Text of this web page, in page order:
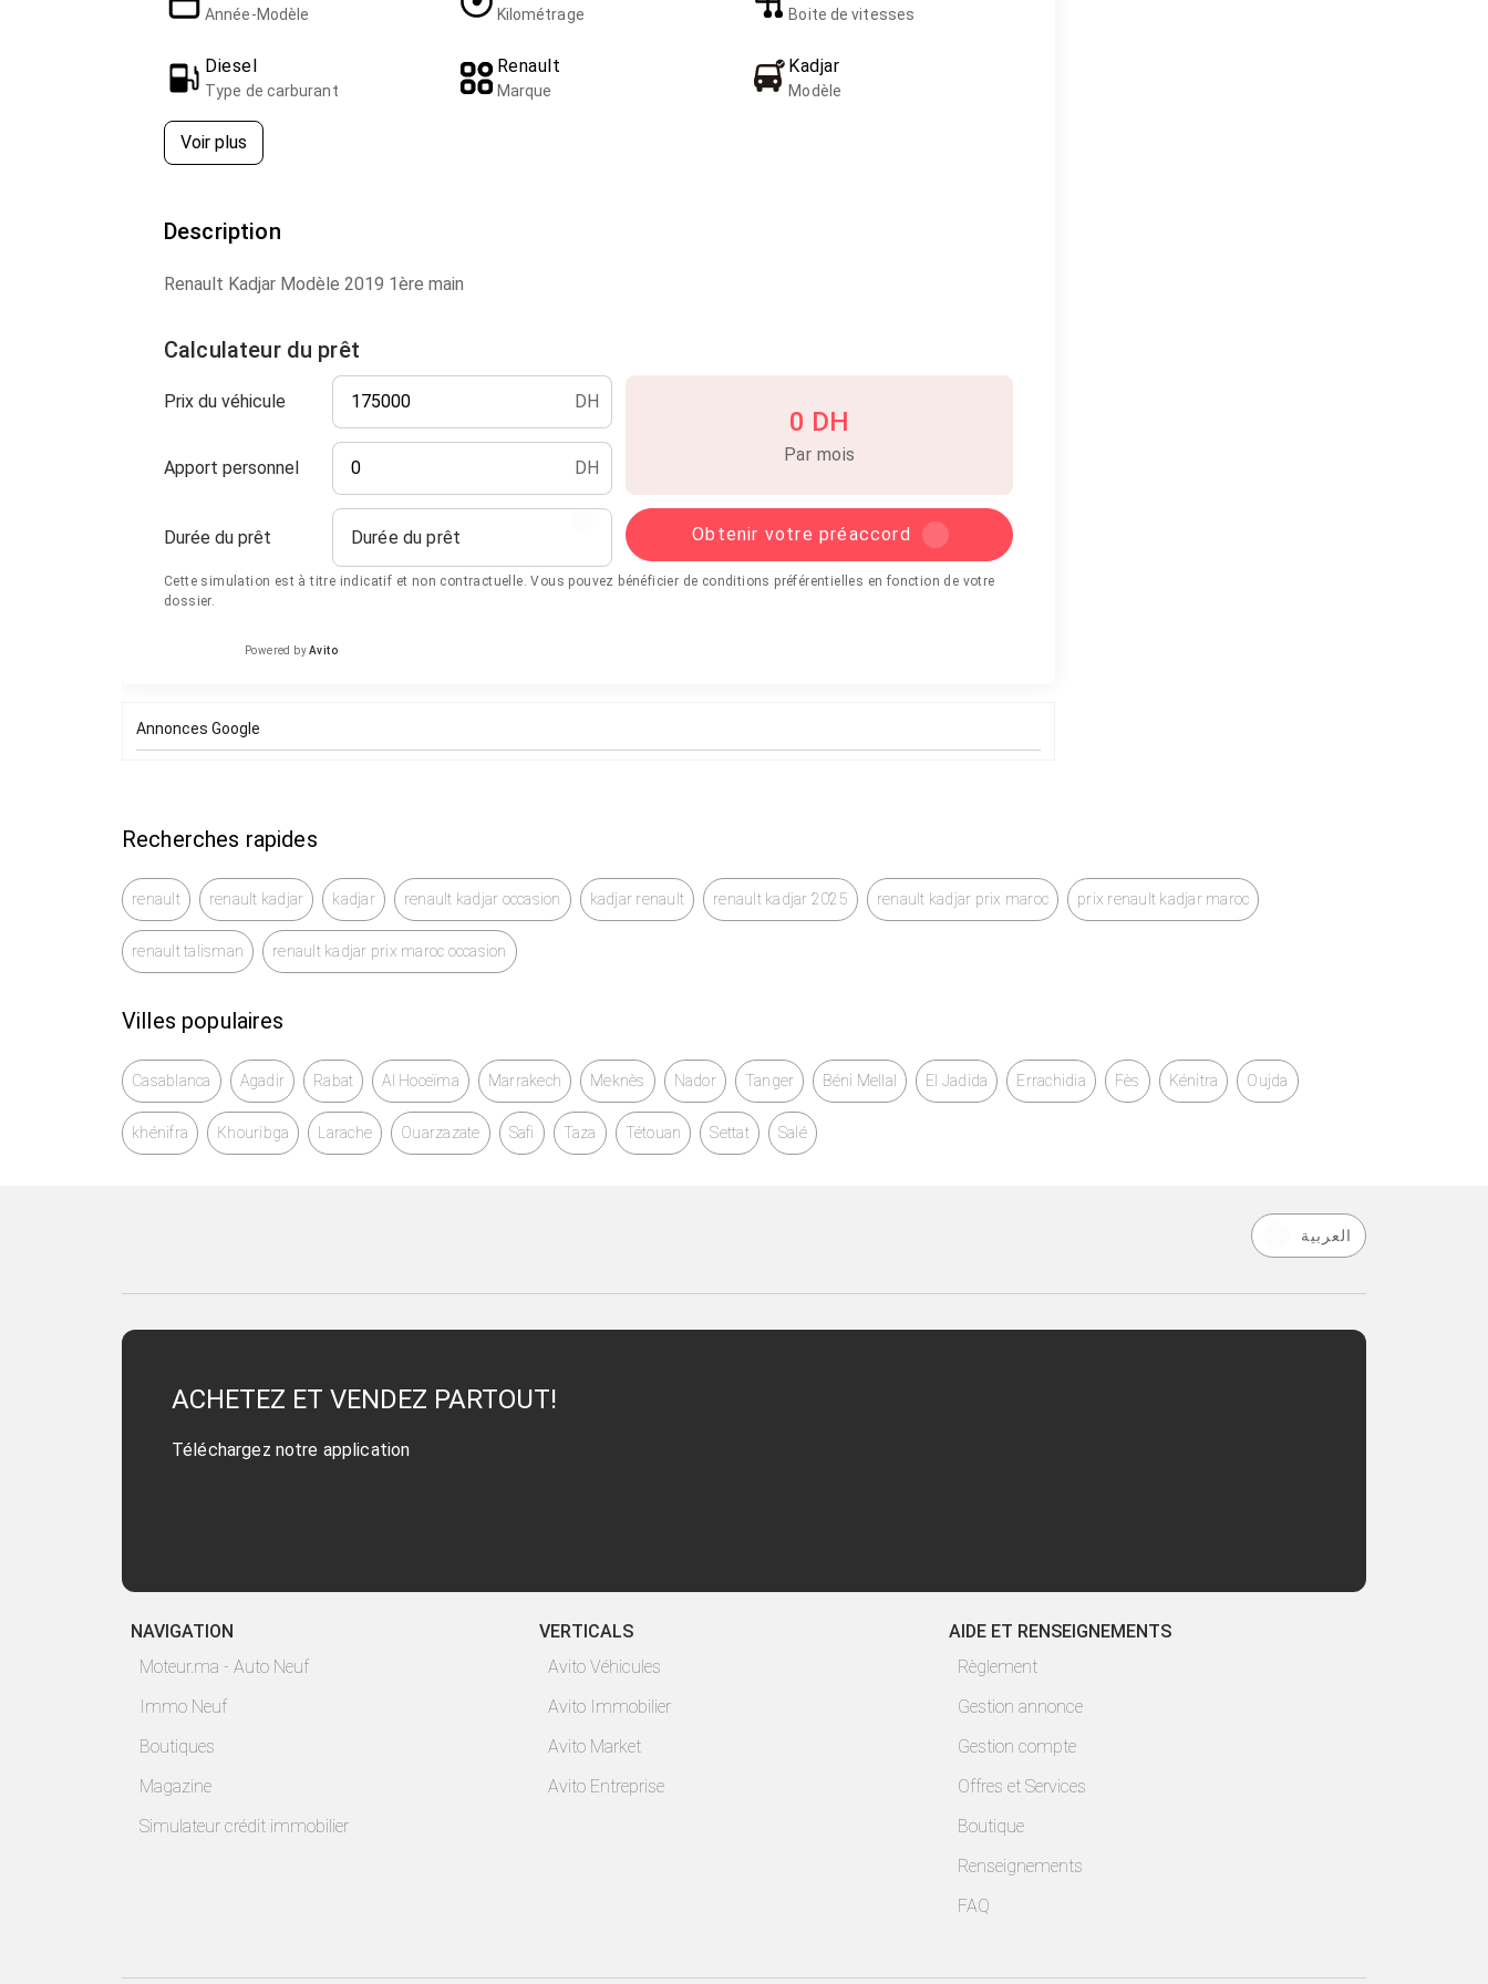
Année-Modèle Kilométrage Boite de vitesses
Diesel
Type de carburant
Renault
Marque
Kadjar
Modèle
Voir plus
Description
Renault Kadjar Modèle 2019 1ère main
Calculateur du prêt
Prix du véhicule DH
Apport personnel DH
Durée du prêt Durée du prêt
0 DH
Par mois
Obtenir votre préaccord
Cette simulation est à titre indicatif et non contractuelle. Vous pouvez bénéficier de conditions préférentielles en fonction de votre
dossier.
Powered byAvito
Annonces Google
Recherches rapides
renault renault kadjar kadjar renault kadjar occasion kadjar renault renault kadjar 2025 renault kadjar prix maroc prix renault kadjar maroc
renault talisman renault kadjar prix maroc occasion
Villes populaires
Casablanca Agadir Rabat Al Hoceïma Marrakech Meknès Nador Tanger Béni Mellal El Jadida Errachidia Fès Kénitra Oujda
khénifra Khouribga Larache Ouarzazate Safi Taza Tétouan Settat Salé
العربية
ACHETEZ ET VENDEZ PARTOUT!
Téléchargez notre application
NAVIGATION
Moteur.ma - Auto Neuf
Immo Neuf
Boutiques
Magazine
Simulateur crédit immobilier
VERTICALS
Avito Véhicules
Avito Immobilier
Avito Market
Avito Entreprise
AIDE ET RENSEIGNEMENTS
Règlement
Gestion annonce
Gestion compte
Offres et Services
Boutique
Renseignements
FAQ